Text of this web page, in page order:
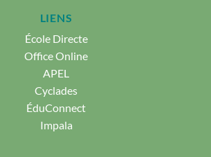
LIENS
École Directe
Office Online
APEL
Cyclades
ÉduConnect
Impala